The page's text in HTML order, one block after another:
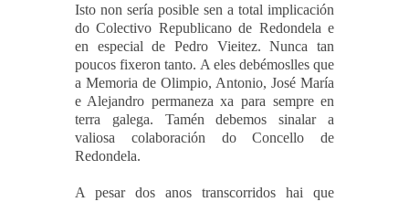
Isto non sería posible sen a total implicación
do Colectivo Republicano de Redondela e
en especial de Pedro Vieitez. Nunca tan
poucos fixeron tanto. A eles debémoslles que
a Memoria de Olimpio, Antonio, José María
e Alejandro permaneza xa para sempre en
terra galega. Tamén debemos sinalar a
valiosa colaboración do Concello de
Redondela.
A pesar dos anos transcorridos hai que